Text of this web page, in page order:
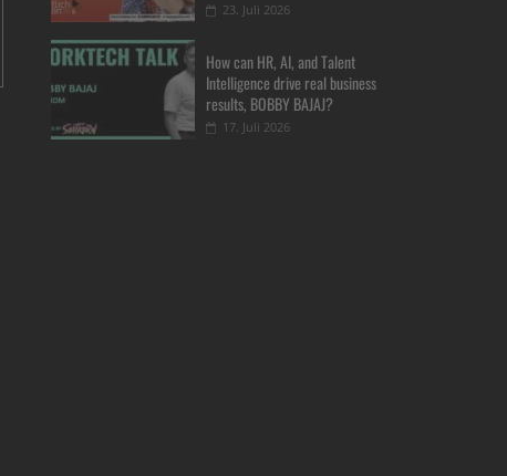
23. Juli 2026
How can HR, AI, and Talent
Intelligence drive real business
results, BOBBY BAJAJ?
17. Juli 2026